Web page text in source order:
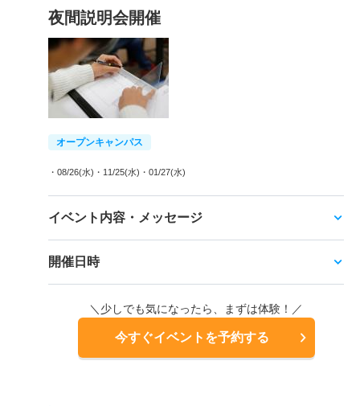
夜間説明会開催
オープンキャンパス
・08/26(水) ・11/25(水) ・01/27(水)
イベント内容・メッセージ
開催日時
＼少しでも気になったら、まずは体験！／
今すぐイベントを予約する